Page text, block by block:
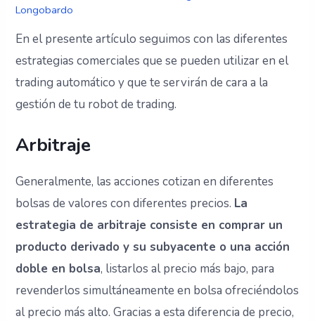
Longobardo
En el presente artículo seguimos con las diferentes
estrategias comerciales que se pueden utilizar en el
trading automático y que te servirán de cara a la
gestión de tu robot de trading.
Arbitraje
Generalmente, las acciones cotizan en diferentes
bolsas de valores con diferentes precios. La
estrategia de arbitraje consiste en comprar un
producto derivado y su subyacente o una acción
doble en bolsa, listarlos al precio más bajo, para
revenderlos simultáneamente en bolsa ofreciéndolos
al precio más alto. Gracias a esta diferencia de precio,